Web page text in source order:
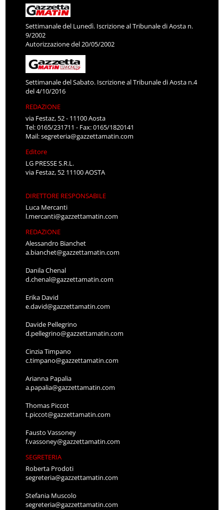
Settimanale del Lunedì. Iscrizione al Tribunale di Aosta n.
9/2002
Autorizzazione del 20/05/2002
Settimanale del Sabato. Iscrizione al Tribunale di Aosta n.4
del 4/10/2016
REDAZIONE
via Festaz, 52 - 11100 Aosta
Tel: 0165/231711 - Fax: 0165/1820141
Mail:segreteria@gazzettamatin.com
Editore
LG PRESSE S.R.L.
via Festaz, 52 11100 AOSTA
DIRETTORE RESPONSABILE
Luca Mercanti
l.mercanti@gazzettamatin.com
REDAZIONE
Alessandro Bianchet
a.bianchet@gazzettamatin.com
Danila Chenal
d.chenal@gazzettamatin.com
Erika David
e.david@gazzettamatin.com
Davide Pellegrino
d.pellegrino@gazzettamatin.com
Cinzia Timpano
c.timpano@gazzettamatin.com
Arianna Papalia
a.papalia@gazzettamatin.com
Thomas Piccot
t.piccot@gazzettamatin.com
Fausto Vassoney
f.vassoney@gazzettamatin.com
SEGRETERIA
Roberta Prodoti
segreteria@gazzettamatin.com
Stefania Muscolo
segreteria@gazzettamatin.com